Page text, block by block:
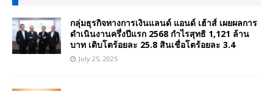
กลุ่มธุรกิจทางการเงินแลนด์ แอนด์ เฮ้าส์ เผยผลการ
ดำเนินงานครึ่งปีแรก 2568 กำไรสุทธิ 1,121 ล้าน
บาท เติบโตร้อยละ 25.8 สินเชื่อโตร้อยละ 3.4
July 25, 2025